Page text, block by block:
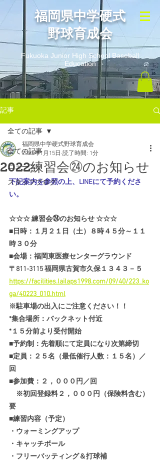
​福岡県中学硬式
野球育成会
Fukuoka Junior High School Baseball
Education
記事
全ての記事
ニュース
スタッフブログ
全ての記事
2022練習会㉔のお知らせ
福岡県中学硬式野球育成会
2023年1月15日 読了時間: 1分
下記案内を参照の上、LINEにて予約くださ
い。
☆☆☆ 練習会㉔のお知らせ ☆☆☆
■日時：１月２１日（土）８時４５分～１１
時３０分
■会場：福岡東医療センターグラウンド
〒811-3115 福岡県古賀市久保１３４３－５
https://facilities.lailaps1998.com/09/40/223_ko
ga/40223_010.html
※駐車場の出入にご注意ください！！
*集合場所：バックネット付近
*１５分前より受付開始
■予約制：先着順にて定員になり次第締切
■定員：２５名（最低催行人数：１５名）／
回
■参加費：２，０００円／回
※初回登録料２，０００円（保険料含む）
要
■練習内容（予定）
・ウォーミングアップ
・キャッチボール
・フリーバッティング＆打球補